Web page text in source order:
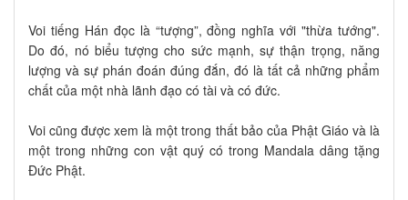
Voi tiếng Hán đọc là “tượng”, đồng nghĩa với "thừa tướng".
Do đó, nó biểu tượng cho sức mạnh, sự thận trọng, năng
lượng và sự phán đoán đúng đắn, đó là tất cả những phẩm
chất của một nhà lãnh đạo có tài và có đức.
Voi cũng được xem là một trong thất bảo của Phật Giáo và là
một trong những con vật quý có trong Mandala dâng tặng
Đức Phật.